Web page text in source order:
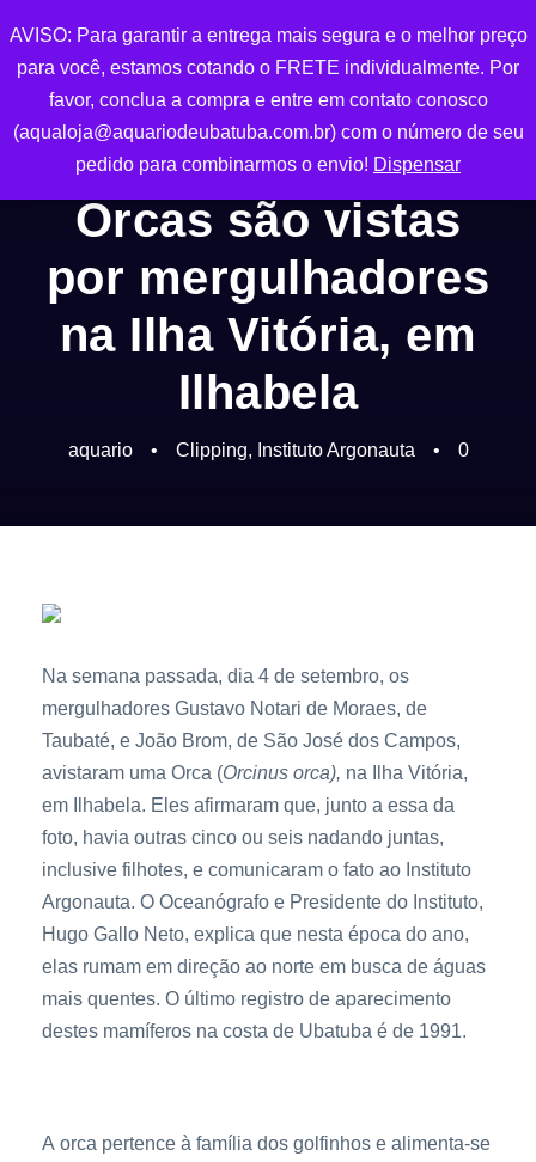
0
Orcas são vistas
por mergulhadores
na Ilha Vitória, em
Ilhabela
aquario • Clipping, Instituto Argonauta • 0
Na semana passada, dia 4 de setembro, os
mergulhadores Gustavo Notari de Moraes, de
Taubaté, e João Brom, de São José dos Campos,
avistaram uma Orca (Orcinus orca), na Ilha Vitória,
em Ilhabela. Eles afirmaram que, junto a essa da
foto, havia outras cinco ou seis nadando juntas,
inclusive filhotes, e comunicaram o fato ao Instituto
Argonauta. O Oceanógrafo e Presidente do Instituto,
Hugo Gallo Neto, explica que nesta época do ano,
elas rumam em direção ao norte em busca de águas
mais quentes. O último registro de aparecimento
destes mamíferos na costa de Ubatuba é de 1991.
A orca pertence à família dos golfinhos e alimenta-se
AVISO: Para garantir a entrega mais segura e o melhor preço
para você, estamos cotando o FRETE individualmente. Por
favor, conclua a compra e entre em contato conosco
(aqualoja@aquariodeubatuba.com.br) com o número de seu
pedido para combinarmos o envio! Dispensar